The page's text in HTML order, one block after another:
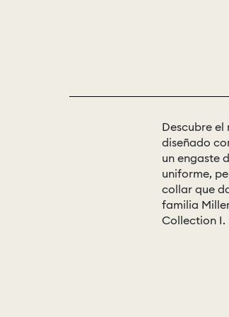
Descubre
diseñado
un engaste
uniforme,
collar que
familia
Collection I.